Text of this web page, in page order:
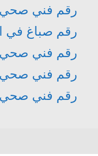
رقم فني
رقم صباغ في
رقم فني صحي
رقم فني صحي
رقم فني صحي